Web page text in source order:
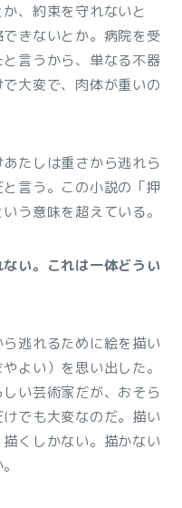
、約束を守れないと
きないとか。病院を受
言うから、単なる不器
大変で、肉体が重いの
たしは重さから逃れら
言う。この小説の「押
う意味を超えている。
い。これは一体どうい
逃れるために絵を描い
よい）を思い出した。
い芸術家だが、おそら
でも大変なのだ。描い
くしかない。描かない